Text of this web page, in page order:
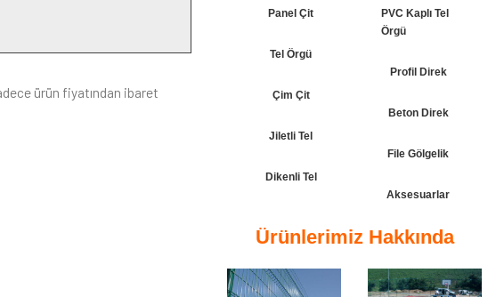
ürün fiyatından ibaret
Panel Çit
Tel Örgü
Çim Çit
Jiletli Tel
Dikenli Tel
PVC Kaplı Tel
Örgü
Profil Direk
Beton Direk
File Gölgelik
Aksesuarlar
Ürünlerimiz Hakkında